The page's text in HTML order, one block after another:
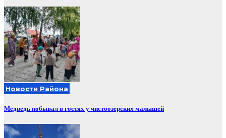
Новости Района
Медведь побывал в гостях у чистоозерских малышей